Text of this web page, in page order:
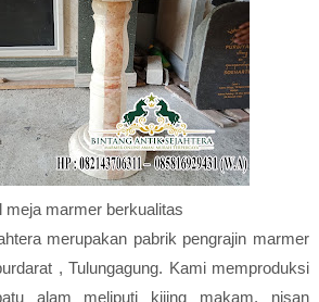
meja marmer berkualitas
merupakan pabrik pengrajin marmer
, Tulungagung. Kami memproduksi
alam meliputi kijing makam, nisan